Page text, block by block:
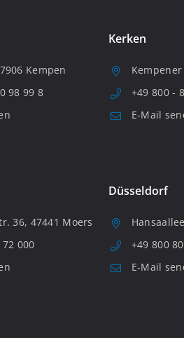
Kempen
98 99 8
Kerken
+49 800 -
E-Mail
36, 47441 Moers
000
Düsseldorf
+49 800
E-Mail